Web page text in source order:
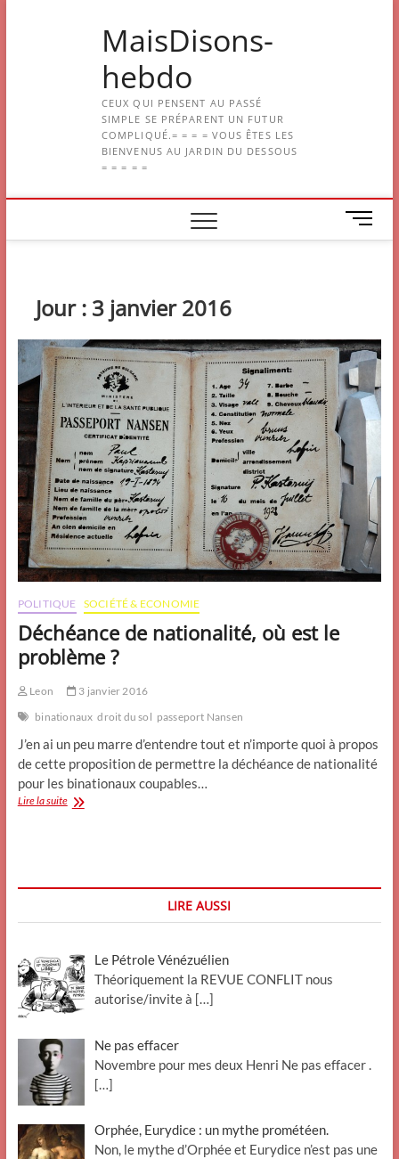
MaisDisons-
hebdo
CEUX QUI PENSENT AU PASSÉ
SIMPLE SE PRÉPARENT UN FUTUR
COMPLIQUÉ.= = = = VOUS ÊTES LES
BIENVENUS AU JARDIN DU DESSOUS
= = = = =
M
e
t
o
n
Jour : 3 janvier 2016
POLITIQUE SOCIÉTÉ & ECONOMIE
Déchéance de nationalité, où est le
problème ?
Leon
3 janvier 2016
binationaux droit du sol passeport Nansen
J’en ai un peu marre d’entendre tout et n’importe quoi à propos
de cette proposition de permettre la déchéance de nationalité
pour les binationaux coupables…
Lire la suiteDéchéance
LIRE AUSSI
Le Pétrole Vénézuélien
Théoriquement la REVUE CONFLIT nous
autorise/invite à […]
Ne pas effacer
Novembre pour mes deux Henri Ne pas effacer .
[…]
Orphée, Eurydice : un mythe prométéen.
Non, le mythe d’Orphée et Eurydice n’est pas une